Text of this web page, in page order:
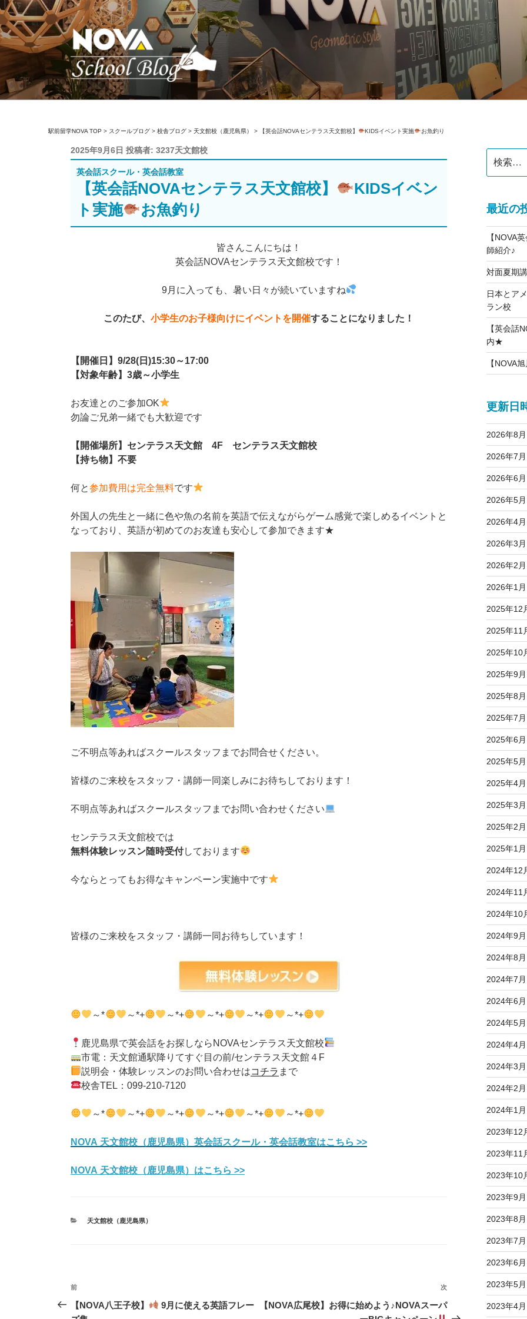
コ
ン
テ
ン
ス
駅前留学NOVA TOP > スクールブログ > 校舎ブログ > 天文館校（鹿児島県） > 【英会話NOVAセンテラス天文館校】 KIDSイベント実施 お魚釣り
投
稿
日:
2025年9月6日 投稿者: 3237天文館校
英会話スクール・英会話教室
【英会話NOVAセンテラス天文館校】
KIDSイベン
ト実施
お魚釣り
皆さんこんにちは！
英会話NOVAセンテラス天文館校です！
9月に入っても、暑い日々が続いていますね
このたび、小学生のお子様向けにイベントを開催することになりました！
【開催日】9/28(日)15:30～17:00
【対象年齢】3歳～小学生
お友達とのご参加OK
勿論ご兄弟一緒でも大歓迎です
【開催場所】センテラス天文館 4F センテラス天文館校
【持ち物】不要
何と参加費用は完全無料です
外国人の先生と一緒に色や魚の名前を英語で伝えながらゲーム感覚で楽しめるイベントと
なっており、英語が初めてのお友達も安心して参加できます★
ご不明点等あればスクールスタッフまでお問合せください。
皆様のご来校をスタッフ・講師一同楽しみにお待ちしております！
不明点等あればスクールスタッフまでお問い合わせください
センテラス天文館校では
無料体験レッスン随時受付しております
今ならとってもお得なキャンペーン実施中です
皆様のご来校をスタッフ・講師一同お待ちしています！
～* ～*+ ～*+ ～*+ ～*+ ～*+
鹿児島県で英会話をお探しならNOVAセンテラス天文館校
市電：天文館通駅降りてすぐ目の前/センテラス天文館４F
説明会・体験レッスンのお問い合わせはコチラ まで
校舎TEL：099-210-7120
～* ～*+ ～*+ ～*+ ～*+ ～*+
NOVA 天文館校（鹿児島県）英会話スクール・英会話教室はこちら >>
NOVA 天文館校（鹿児島県）はこちら >>
カ
天文館校（鹿児島県）
投
稿
前
の
投
前
【NOVA八王子校】
9月に使える英語フレー
次
の
投
次
【NOVA広尾校】お得に始めよう♪NOVAスーパ
索:
最近の
【NOVA
師紹介♪
対面夏期
日本とア
ラン校
【英会話
内★
【NOVA
更新日
2026年8月
2026年7月
2026年6月
2026年5月
2026年4月
2026年3月
2026年2月
2026年1月
2025年12
2025年11
2025年10
2025年9月
2025年8月
2025年7月
2025年6月
2025年5月
2025年4月
2025年3月
2025年2月
2025年1月
2024年12
2024年11
2024年10
2024年9月
2024年8月
2024年7月
2024年6月
2024年5月
2024年4月
2024年3月
2024年2月
2024年1月
2023年12
2023年11
2023年10
2023年9月
2023年8月
2023年7月
2023年6月
2023年5月
2023年4月